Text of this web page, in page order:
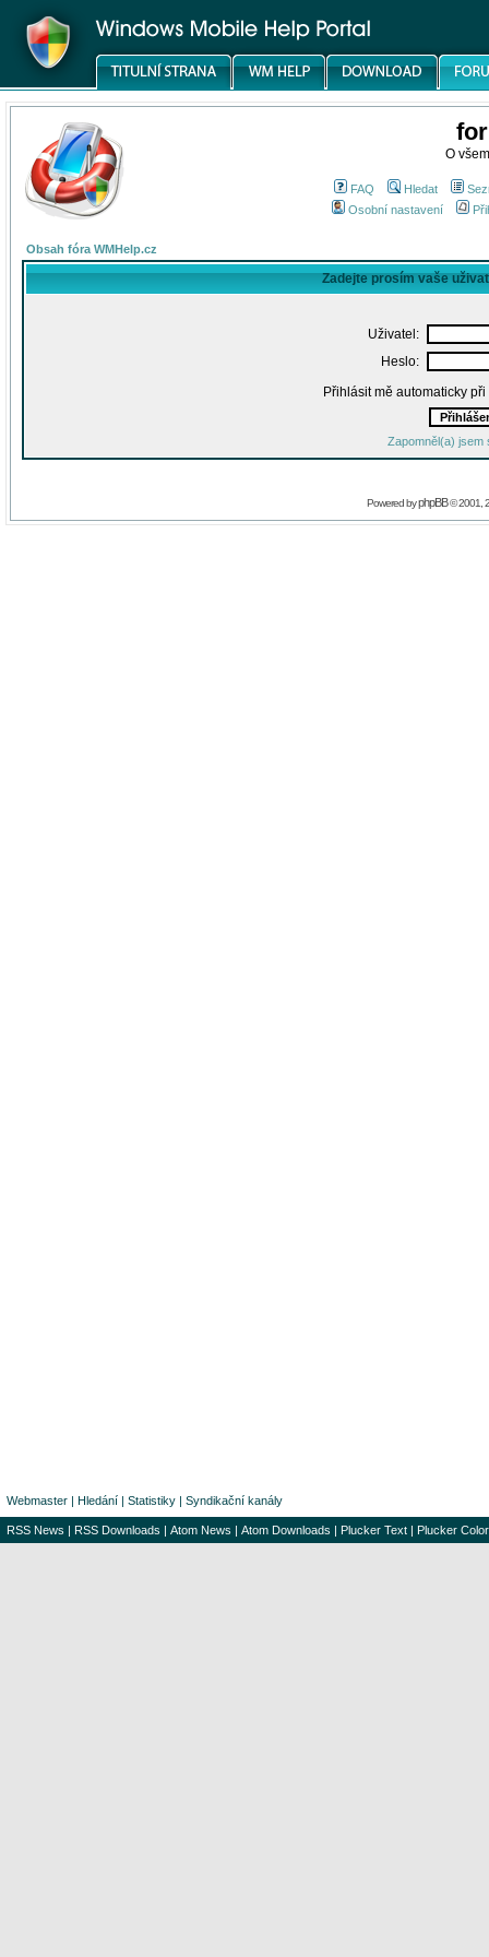
O
FAQ Hledat
Osobní nastavení
Obsah fóra WMHelp.cz
Zadejte prosím vaše
Uživatel:
Heslo:
Přihlásit mě automaticky
Zapomněl(a) jsem
Powered byphpBB© 2001,
Webmaster | Hledání | Statistiky | Syndikační kanály
RSS News | RSS Downloads | Atom News | Atom Downloads | Plucker Text | Plucker Color